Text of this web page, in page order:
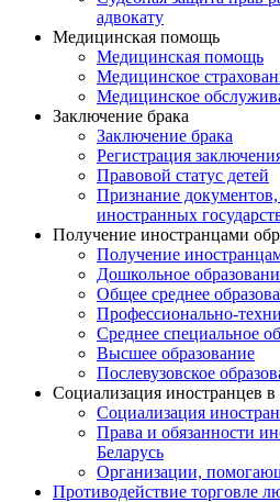
адвокату
Медицинская помощь
Медицинская помощь
Медицинское
Медицинское
Заключение брака
Заключение брака
Регистрация
Правовой статус детей
Признание
иностранных
Получение иностранцами
Получение
Дошкольное
Общее среднее
Профессионально-
Среднее специальное
Высшее образование
Послевузовское
Социализация иностранцев в
Социализация
Права и обязанности
Беларусь
Oрганизации,
Противодействие торговле